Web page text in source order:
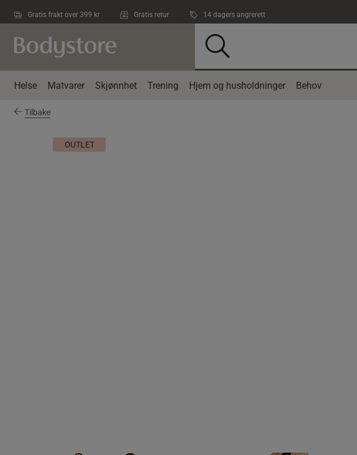
Gratis frakt over 399 kr Gratis retur 14 dagers angrerett
Helse Matvarer Skjønnhet Trening Hjem og husholdninger Behov
Tilbake
OUTLET